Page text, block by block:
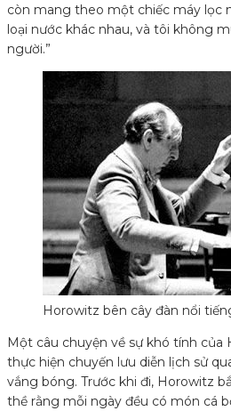
còn mang theo một chiếc máy lọc
loại nước khác nhau, và tôi không
người.”
Horowitz bên cây đàn nổi
Một câu chuyện về sự khó tính của
thực hiện chuyến lưu diễn lịch sử
vắng bóng. Trước khi đi, Horowitz
thề rằng mỗi ngày đều có món cá